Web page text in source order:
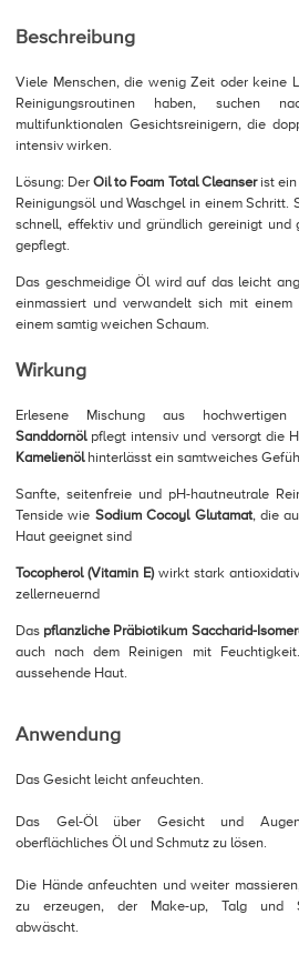
Beschreibung
Viele Menschen, die wenig Zeit oder keine
Reinigungsroutinen haben, suchen
multifunktionalen Gesichtsreinigern, die
intensiv wirken.
Lösung: DerOil to Foam Total Cleanserist ein
Reinigungsöl und Waschgel in einem Schritt.
schnell, effektiv und gründlich gereinigt und
gepflegt.
Das geschmeidige Öl wird auf das leicht
einmassiert und verwandelt sich mit einem
einem samtig weichen Schaum.
Wirkung
Erlesene Mischung aus hochwertigen
Sanddornölpflegt intensiv und versorgt die
Kamelienölhinterlässt ein samtweiches
Sanfte, seitenfreie und pH-hautneutrale
Tenside wie Sodium Cocoyl Glutamat, die
Haut geeignet sind
Tocopherol (Vitamin E)wirkt stark
zellerneuernd
Das pflanzliche Präbiotikum Saccharid-
auch nach dem Reinigen mit
aussehende Haut.
Anwendung
Das Gesicht leicht anfeuchten.
Das Gel-Öl über Gesicht und
oberflächliches Öl und Schmutz zu lösen.
Die Hände anfeuchten und weiter
zu erzeugen, der Make-up, Talg und
abwäscht.